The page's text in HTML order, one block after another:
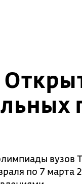
вузов
по 7 марта